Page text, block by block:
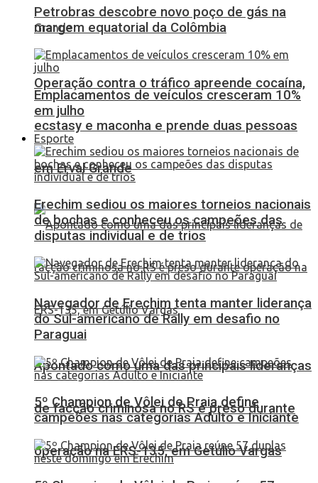
Operação contra o tráfico apreende cocaína,
ecstasy e maconha e prende duas pessoas
em Erval Grande
Apontado como uma das principais lideranças
de facção criminosa no RS é preso durante
operação na ERS-135, em Getúlio Vargas
Petrobras descobre novo poço de gás na
margem equatorial da Colômbia
Emplacamentos de veículos cresceram 10%
em julho
Esporte
Erechim sediou os maiores torneios nacionais
de bochas e conheceu os campeões das
disputas individual e de trios
Navegador de Erechim tenta manter liderança
do Sul-americano de Rally em desafio no
Paraguai
5º Champion de Vôlei de Praia define
campeões nas categorias Adulto e Iniciante